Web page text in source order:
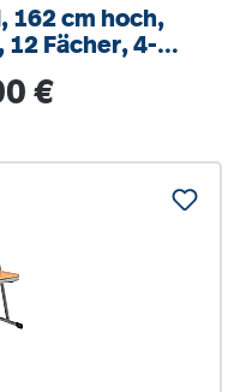
162 cm hoch,
12 Fächer, 4-
Preis:
€